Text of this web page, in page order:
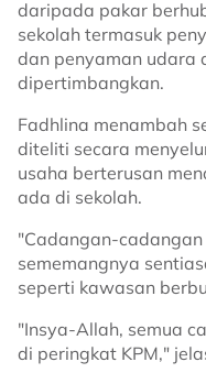
daripada pakar
sekolah termasuk
dan penyaman udara
dipertimbangkan.
Fadhlina menambah
diteliti secara
usaha berterusan
ada di sekolah.
"Cadangan-
sememangnya
seperti kawasan
"Insya-Allah, semua
di peringkat KPM,"